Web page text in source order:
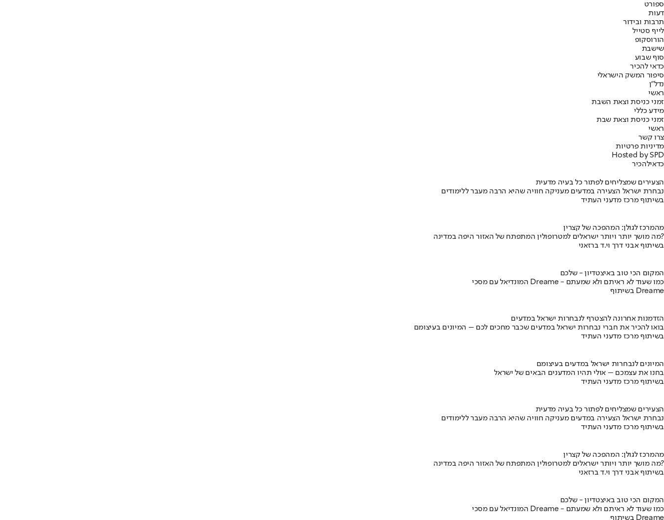
ספורט
דעות
תרבות ובידור
לייף סטייל
הורוסקופ
שישבת
סוף שבוע
כדאי להכיר
סיפור המשק הישראלי
נדל"ן
ראשי
זמני כניסת וצאת השבת
מידע כללי
זמני כניסת וצאת שבת
ראשי
צרו קשר
מדיניות פרטיות
Hosted by SPD
כדאילהכיר
הצעירים שמצליחים לפתור כל בעיה מדעית
נבחרת ישראל הצעירה במדעים מעניקה חוויה שהיא הרבה מעבר ללימודים
בשיתוף מרכז מדעני העתיד
מהמרכז לגולן: המהפכה של קצרין
מה מושך יותר ויותר ישראלים למטרופולין המתפתח של האזור היפה במדינה?
בשיתוף אבני דרך וי.ד ברזאני
המקום הכי טוב באיצטדיון - שלכם
המונדיאל עם מסכי Dreame - כמו שעוד לא ראיתם ולא שמעתם
בשיתוף Dreame
הזדמנות אחרונה להצטרף לנבחרות ישראל במדעים
בואו להכיר את חברי נבחרות ישראל במדעים שכבר מחכים לכם – המיונים בעיצומם
בשיתוף מרכז מדעני העתיד
המיונים לנבחרות ישראל במדעים בעיצומם
בחנו את עצמכם – אולי תהיו המדענים הבאים של ישראל
בשיתוף מרכז מדעני העתיד
הצעירים שמצליחים לפתור כל בעיה מדעית
נבחרת ישראל הצעירה במדעים מעניקה חוויה שהיא הרבה מעבר ללימודים
בשיתוף מרכז מדעני העתיד
מהמרכז לגולן: המהפכה של קצרין
מה מושך יותר ויותר ישראלים למטרופולין המתפתח של האזור היפה במדינה?
בשיתוף אבני דרך וי.ד ברזאני
המקום הכי טוב באיצטדיון - שלכם
המונדיאל עם מסכי Dreame - כמו שעוד לא ראיתם ולא שמעתם
בשיתוף Dreame